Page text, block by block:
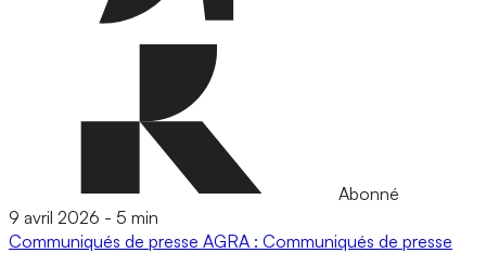
Abonné
9 avril 2026 - 5 min
Communiqués de presse AGRA : Communiqués de presse